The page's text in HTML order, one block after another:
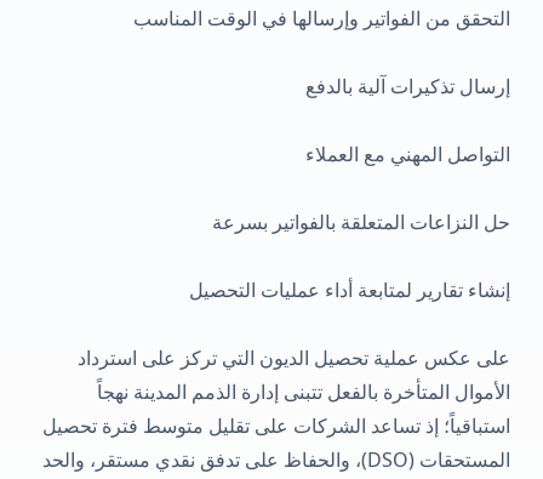
التحقق من الفواتير وإرسالها في الوقت المناسب
إرسال تذكيرات آلية بالدفع
التواصل المهني مع العملاء
حل النزاعات المتعلقة بالفواتير بسرعة
إنشاء تقارير لمتابعة أداء عمليات التحصيل
على عكس عملية تحصيل الديون التي تركز على استرداد
الأموال المتأخرة بالفعل تتبنى إدارة الذمم المدينة نهجاً
استباقياً؛ إذ تساعد الشركات على تقليل متوسط ​​فترة تحصيل
المستحقات (DSO)، والحفاظ على تدفق نقدي مستقر، والحد